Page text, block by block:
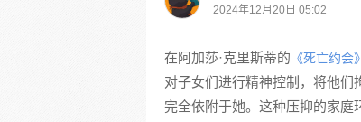
2024年12月20日 05:02
在阿加莎·克里斯蒂的 《死亡约会》
对子女们进行精神控制，将他们
完全依附于她。这种压抑的家庭